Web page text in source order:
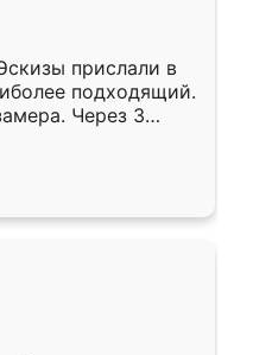
прислали в
подходящий.
Через 3
Остались
Ренессанс